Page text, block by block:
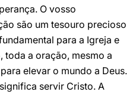
O vosso
são um tesouro precioso
para a Igreja e
toda a oração, mesmo a
elevar o mundo a Deus.
servir Cristo. A